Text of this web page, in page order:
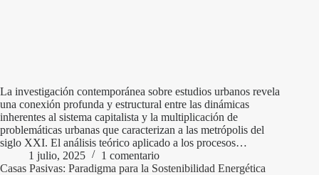
La investigación contemporánea sobre estudios urbanos revela
una conexión profunda y estructural entre las dinámicas
inherentes al sistema capitalista y la multiplicación de
problemáticas urbanas que caracterizan a las metrópolis del
siglo XXI. El análisis teórico aplicado a los procesos…
1 julio, 2025
1 comentario
Casas Pasivas: Paradigma para la Sostenibilidad Energética